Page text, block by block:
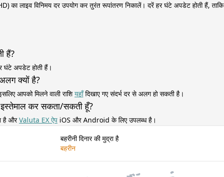
का लाइव विनिमय दर उपयोग कर तुरंत रूपांतरण निकालें। दरें हर घंटे अपडेट होती हैं, ताकि
हैं?
घंटे अपडेट होती हैं।
क्यों है?
आपको मिलने वाली राशियहाँदिखाए गए संदर्भ दर से अलग हो सकती है।
इस्तेमाल कर सकता/सकती हूँ?
है औरValuta EX ऐप iOS और Android के लिए उपलब्ध है।
बहरीनी दिनार की मुद्रा है
बहरीन